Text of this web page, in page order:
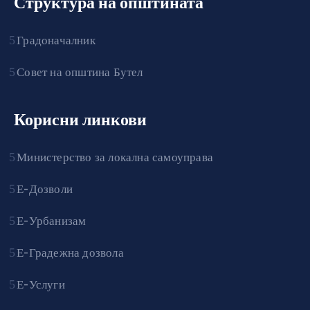
Градоначалник
Совет на општина Бутел
Корисни линкови
Министерство за локална самоуправа
Е-Дозволи
Е-Урбанизам
Е-Градежна дозвола
Е-Услуги